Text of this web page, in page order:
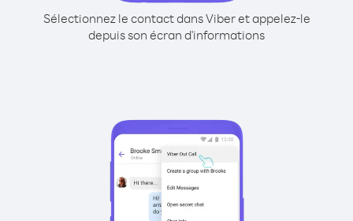
Sélectionnez le contact dans Viber et appelez-le
depuis son écran d'informations